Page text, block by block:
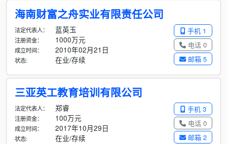
海南财富之舟实业有限责任公司
手机 1
电话 0
邮箱 5
法定代表人： 蓝英玉
注册资金： 1000万元
成立时间： 2010年02月21日
状态: 在业/存续
三亚英工教育培训有限公司
手机 3
电话 0
邮箱 2
法定代表人： 郑睿
注册资金： 100万元
成立时间： 2017年10月29日
状态: 在业/存续